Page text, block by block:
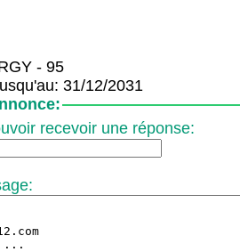
- 95
31/12/2031
recevoir une réponse: